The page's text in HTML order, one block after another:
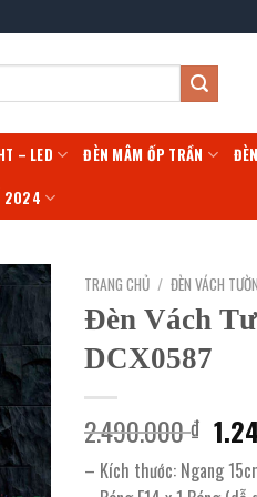
– LED ĐÈN MÂM ỐP TRẦN
2024
TRANG CHỦ / ĐÈN VÁCH
Đèn Vách
DCX0587
2.490.000₫ Giá
gốc
là:
– Kích thước: Ngang